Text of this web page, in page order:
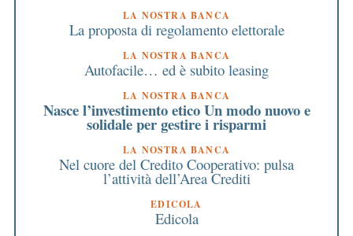
LA NOSTRA BANCA
La proposta di regolamento elettorale
LA NOSTRA BANCA
Autofacile… ed è subito leasing
LA NOSTRA BANCA
Nasce l’investimento etico Un modo nuovo e
solidale per gestire i risparmi
LA NOSTRA BANCA
Nel cuore del Credito Cooperativo: pulsa
l’attività dell’Area Crediti
EDICOLA
Edicola